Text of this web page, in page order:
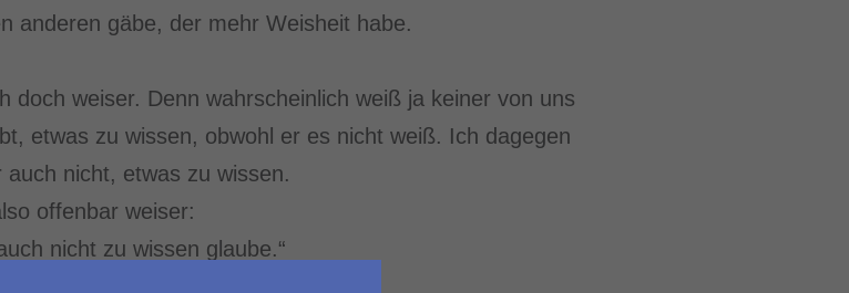
anderen gäbe, der mehr Weisheit habe.
doch weiser. Denn wahrscheinlich weiß ja keiner von uns
etwas zu wissen, obwohl er es nicht weiß. Ich dagegen
nicht, etwas zu wissen.
offenbar weiser:
nicht zu wissen glaube.“